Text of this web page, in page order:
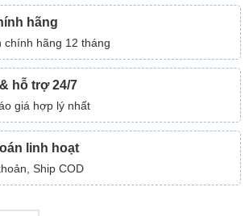
hãng
chính hãng 12 tháng
hỗ trợ 24/7
giá hợp lý nhất
linh hoạt
Ship COD